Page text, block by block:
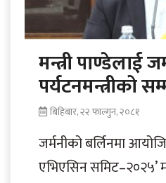
मन्त्री पाण्डेलाई
पर्यटनमन्त्रीको
बिहिबार, २२ फाल्गुन, २०८१
जर्मनीको बर्लिनमा
एभिएसिन समिट–२०२५’